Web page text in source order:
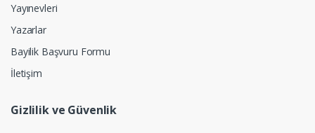
Yayınevleri
Yazarlar
Bayilik Başvuru Formu
İletişim
Gizlilik ve Güvenlik